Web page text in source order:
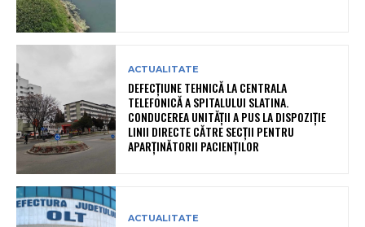
ACTUALITATE
DEFECȚIUNE TEHNICĂ LA CENTRALA
TELEFONICĂ A SPITALULUI SLATINA.
CONDUCEREA UNITĂȚII A PUS LA DISPOZIȚIE
LINII DIRECTE CĂTRE SECȚII PENTRU
APARȚINĂTORII PACIENȚILOR
ACTUALITATE